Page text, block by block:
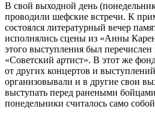
В свой выходной день
проводили шефские встречи. К
состоялся литературный вечер
исполнялись сцены из «Анны
этого выступления был
«Советский артист». В этот же
от других концертов и
организовывали и в другие свои
выступать перед ранеными
понедельники считалось само